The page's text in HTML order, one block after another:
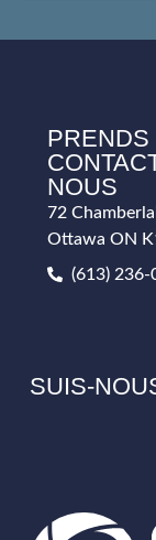
PRENDS
NOUS
72
Ottawa ON
(613) 236-
SUIS-